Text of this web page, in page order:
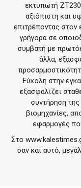
εκτυπωτή
αξιόπιστη και
επιτρέποντας
γρήγορα σε
συμβατή με
άλλα,
Εύκολη στην
εξασφαλίζει
συντήρηση της
βιομηχανίες,
εφαρμογές
Στο
σαν και αυτό,